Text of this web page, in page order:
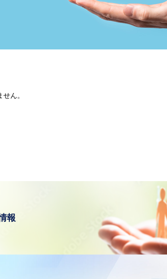
ん。
報